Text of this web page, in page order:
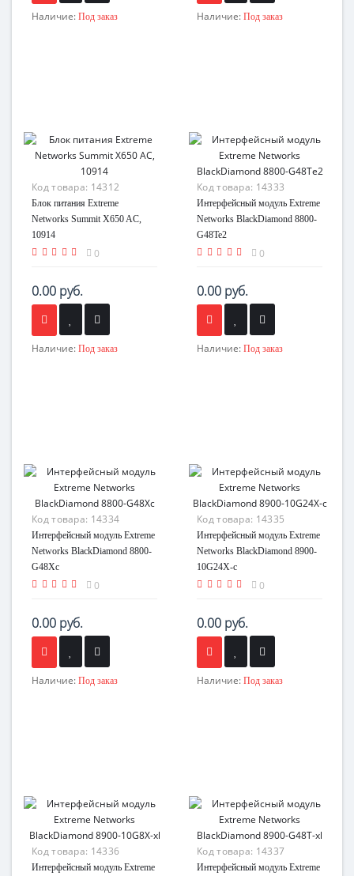
Наличие: Под заказ Наличие: Под заказ
Код товара: 14312
Блок питания Extreme
Networks Summit X650 AC,
10914
0
0.00 руб.
Наличие: Под заказ
Код товара: 14333
Интерфейсный модуль Extreme
Networks BlackDiamond 8800-
G48Te2
0
0.00 руб.
Наличие: Под заказ
Код товара: 14334
Интерфейсный модуль Extreme
Networks BlackDiamond 8800-
G48Xc
0
0.00 руб.
Наличие: Под заказ
Код товара: 14335
Интерфейсный модуль Extreme
Networks BlackDiamond 8900-
10G24X-c
0
0.00 руб.
Наличие: Под заказ
Код товара: 14336
Интерфейсный модуль Extreme
Код товара: 14337
Интерфейсный модуль Extreme